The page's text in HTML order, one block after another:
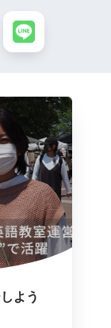
よう